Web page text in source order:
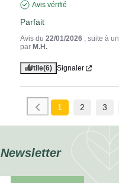
Avis vérifié
Parfait
Avis du22/01/2026 , suite à
par M.H.
Utile(6) Signaler
1 2 3
Newsletter